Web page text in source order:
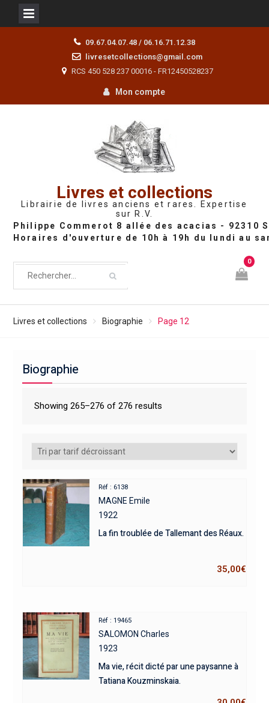
09.67.04.07.48 / 06.16.71.12.38
livresetcollections@gmail.com
RCS 450 528 237 00016 - FR12450528237
Mon compte
Livres et collections
Librairie de livres anciens et rares. Expertise
sur R.V.
0
Livres et collections Biographie Page 12
Biographie
Showing 265–276 of 276 results
Réf : 6138
MAGNE Emile
1922
La fin troublée de Tallemant des Réaux.
35,00€
Réf : 19465
SALOMON Charles
1923
Ma vie, récit dicté par une paysanne à
Tatiana Kouzminskaia.